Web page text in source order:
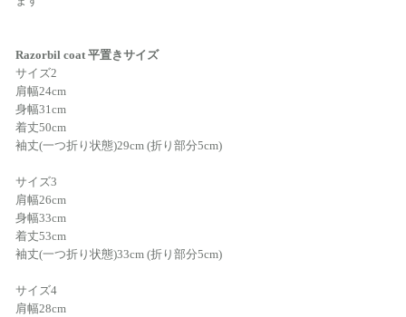
Razorbil coat 平置きサイズ
サイズ2
肩幅24cm
身幅31cm
着丈50cm
袖丈(一つ折り状態)29cm (折り部分5cm)
サイズ3
肩幅26cm
身幅33cm
着丈53cm
袖丈(一つ折り状態)33cm (折り部分5cm)
サイズ4
肩幅28cm